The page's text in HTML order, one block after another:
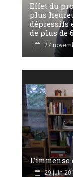
Effet du
plus
dépressifs
de plus de
27
29 juin